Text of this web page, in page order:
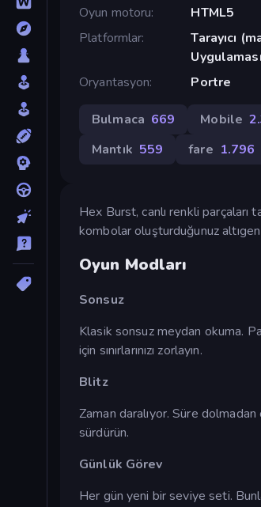
Oyun motoru
HTML5
Platformlar
Tarayıcı
Oryantasyon
Portre
Bulmaca 669 Mobile
Mantık 559 fare 1.796
Hex Burst, canlı renkli parçaları
kombolar oluşturduğunuz
Oyun Modları
Sonsuz
Klasik sonsuz meydan okuma.
için sınırlarınızı zorlayın.
Blitz
Zaman daralıyor. Süre dolmadan
sürdürün.
Günlük Görev
Her gün yeni bir seviye seti.